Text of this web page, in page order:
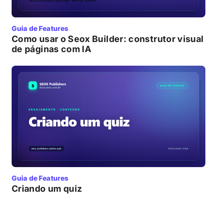
Guia de Features
Como usar o Seox Builder: construtor visual
de páginas com IA
Guia de Features
Criando um quiz